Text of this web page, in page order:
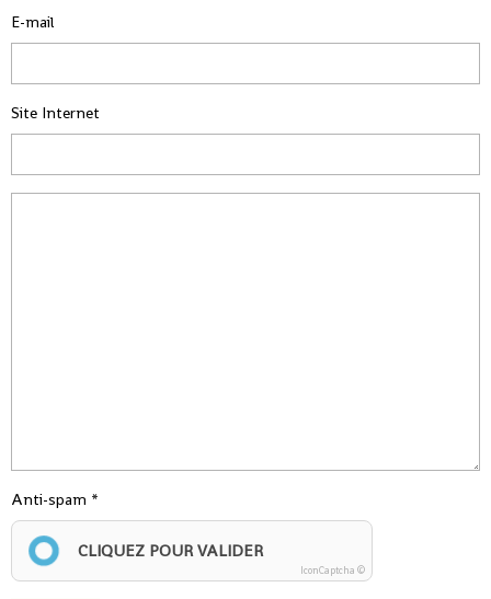
E-mail
Site Internet
Anti-spam
CLIQUEZ POUR VALIDER
IconCaptcha ©